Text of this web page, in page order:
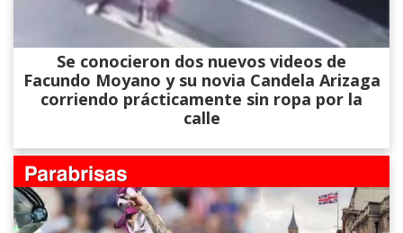
Se conocieron dos nuevos videos de
Facundo Moyano y su novia Candela Arizaga
corriendo prácticamente sin ropa por la
calle